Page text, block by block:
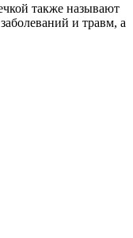
также называют
и травм, а